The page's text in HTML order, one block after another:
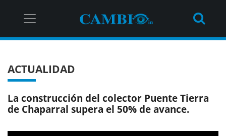
ACTUALIDAD
La construcción del colector Puente Tierra
de Chaparral supera el 50% de avance.